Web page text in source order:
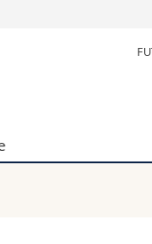
Collaborateurs